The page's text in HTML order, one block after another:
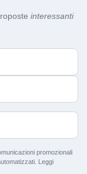
interessanti
promozionali
Leggi